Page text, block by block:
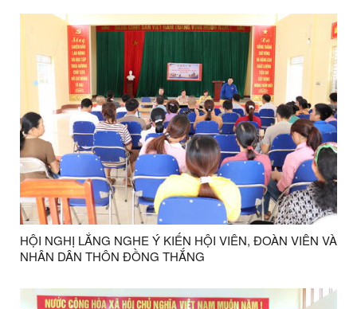
HỘI NGHỊ LẮNG NGHE Ý KIẾN HỘI VIÊN, ĐOÀN VIÊN VÀ
NHÂN DÂN THÔN ĐỒNG THẮNG